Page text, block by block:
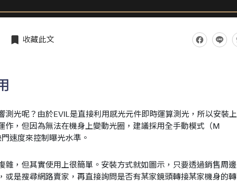
收藏此文
測光呢？由於EVIL是直接利用感光元件即時運算測光，所以安裝上
作，但因為無法在機身上變動光圈，建議採用全手動模式（M
速度來控制曝光水準。
雜，但其實使用上很簡單。安裝方式就如圖示，只要透過銷售周邊
或是搜尋網路賣家，再直接詢問是否有某家鏡頭轉接某家機身的轉